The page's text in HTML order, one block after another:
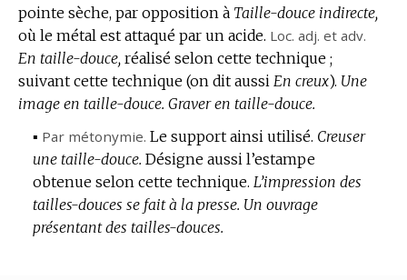
pointe sèche, par opposition à Taille-douce indirecte,
où le métal est attaqué par un acide. Loc. adj. et adv.
En taille-douce, réalisé selon cette technique ;
suivant cette technique (on dit aussi En creux). Une
image en taille-douce. Graver en taille-douce.
▪ Par métonymie. Le support ainsi utilisé. Creuser
une taille-douce. Désigne aussi l’estampe
obtenue selon cette technique. L’impression des
tailles-douces se fait à la presse. Un ouvrage
présentant des tailles-douces.